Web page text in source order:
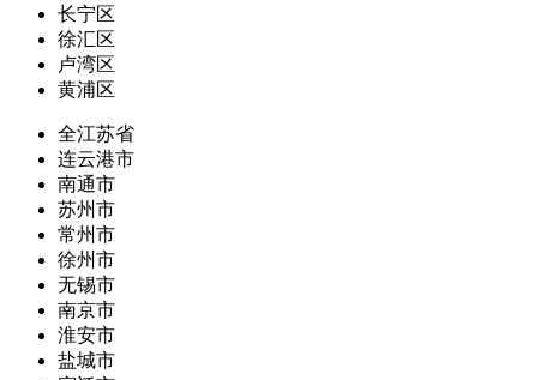
长宁区
徐汇区
卢湾区
黄浦区
全江苏省
连云港市
南通市
苏州市
常州市
徐州市
无锡市
南京市
淮安市
盐城市